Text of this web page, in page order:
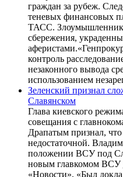
граждан за рубеж.
теневых финансовых
ТАСС.
сбережения,
контроль
незаконного вывода
использованием
Зеленский признал
Славянском
Глава киевского
совещания с
Драпатым признал, что
недостаточной.
положении ВСУ под
новым главкомом ВСУ
«Новости». «Был